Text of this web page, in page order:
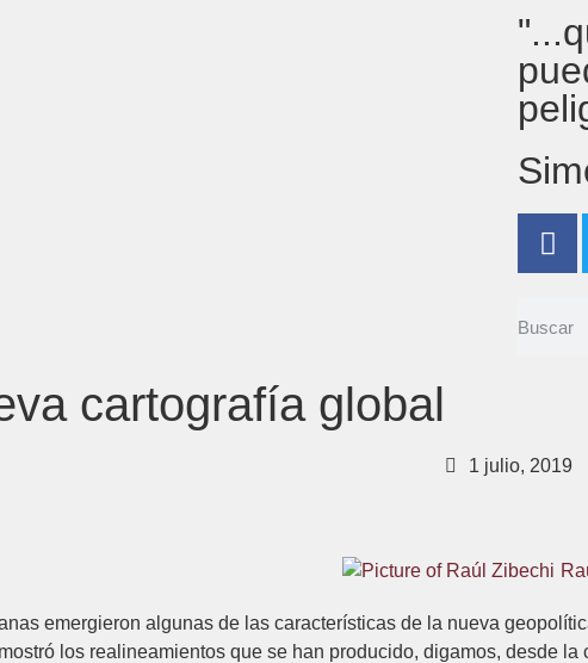
cartografía global
1 julio, 2019
emergieron algunas de las características de la nueva
los realineamientos que se han producido, digamos, desde